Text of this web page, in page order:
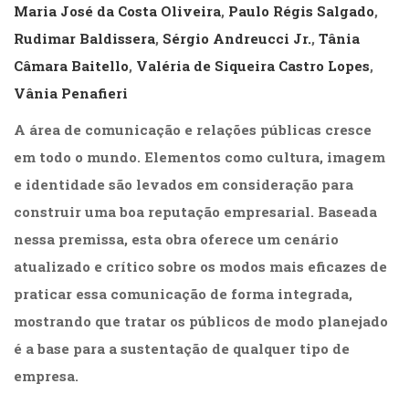
(39)
Fisioterapia
Fonoaudiologia
(54)
terapia
(93)
Jornalismo
LGBTQIA+
(66)
Literatura
(11)
Literatura,
Ensaios
(69)
Maria José da Costa Oliveira, Paulo Régis Salgado,
Rudimar Baldissera, Sérgio Andreucci Jr., Tânia
Câmara Baitello, Valéria de Siqueira Castro Lopes,
Vânia Penafieri
A área de comunicação e relações públicas cresce
em todo o mundo. Elementos como cultura, imagem
e identidade são levados em consideração para
construir uma boa reputação empresarial. Baseada
nessa premissa, esta obra oferece um cenário
atualizado e crítico sobre os modos mais eficazes de
praticar essa comunicação de forma integrada,
mostrando que tratar os públicos de modo planejado
é a base para a sustentação de qualquer tipo de
empresa.